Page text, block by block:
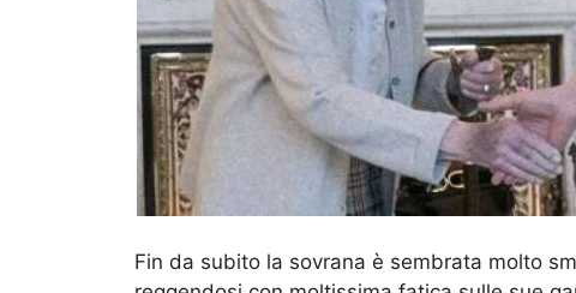
Fin da subito la sovrana è sembrata molto